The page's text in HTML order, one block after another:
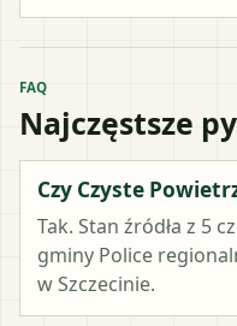
FAQ
Najczęstsze
Czy Czyste
Tak. Stan źródła z 5
gminy Police
w Szczecinie.